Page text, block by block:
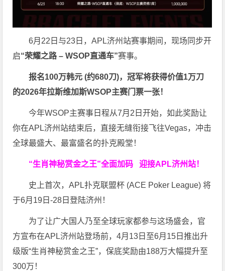
6月22日与23日，APL济州站赛事期间，现场同步开
启“荣耀之路– WSOP直通车”赛事。
报名100万韩元 (约680刀)，冠军将获得价值1万刀
的2026年拉斯维加斯WSOP主赛门票一张！
今年WSOP主赛事日程从7月2日开始，如此奖励让
你在APL济州站结束后，直接无缝衔接飞往Vegas，冲击
全球最盛大、最富盛名的扑克殿堂！
“生肖神秘赏金之王”全面加码迎接APL济州站！
史上首次，APL扑克联盟杯 (ACE Poker League) 将
于6月19日-28日登陆济州！
为了让广大国人乃至全球玩家都参与这场盛会，官
方宣布在APL济州站登场前，4月13日至6月15日推出升
级版“生肖神秘赏金之王”，保底奖励由188万大幅提升至
300万！